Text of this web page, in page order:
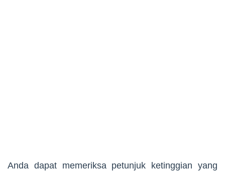
Anda dapat memeriksa petunjuk ketinggian yang